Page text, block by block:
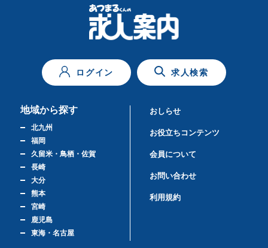
ログイン 求人検索
地域から探す
北九州
福岡
久留米・鳥栖・佐賀
長崎
大分
熊本
宮崎
鹿児島
東海・名古屋
おしらせ
お役立ちコンテンツ
会員について
お問い合わせ
利用規約